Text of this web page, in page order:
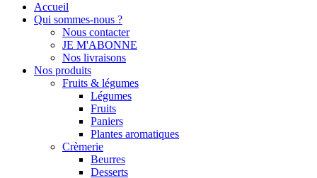
Accueil
Qui sommes-nous ?
Nous contacter
JE M'ABONNE
Nos livraisons
Nos produits
Fruits & légumes
Légumes
Fruits
Paniers
Plantes aromatiques
Crèmerie
Beurres
Desserts